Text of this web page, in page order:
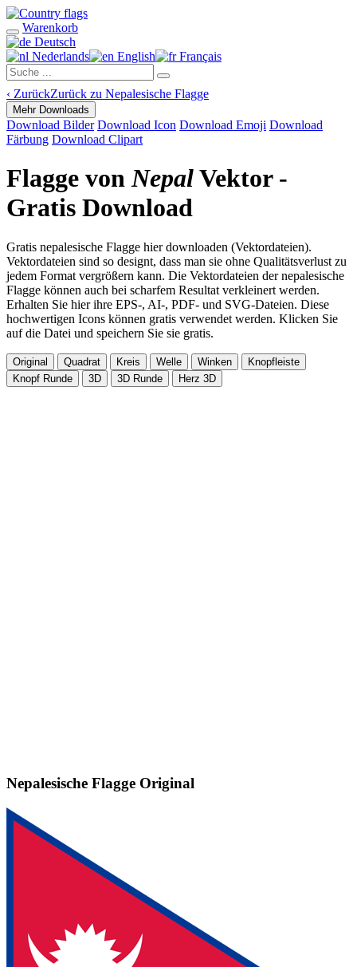
Warenkorb
Deutsch
Nederlands
English Français
‹ ZurückZurück zu Nepalesische Flagge
Mehr Downloads
Download Bilder Download Icon Download Emoji Download
Färbung Download Clipart
Flagge vonNepalVektor -
Gratis Download
Gratis nepalesische Flagge hier downloaden (Vektordateien).
Vektordateien sind so designt, dass man sie ohne Qualitätsverlust zu
jedem Format vergrößern kann. Die Vektordateien der nepalesische
Flagge können auch bei scharfem Resultat verkleinert werden.
Erhalten Sie hier ihre EPS-, AI-, PDF- und SVG-Dateien. Diese
hochwertigen Icons können gratis verwendet werden. Klicken Sie
auf die Datei und speichern Sie sie gratis.
Original Quadrat Kreis Welle Winken
Knopfleiste
Knopf Runde
3D 3D Runde Herz 3D
Nepalesische Flagge Original